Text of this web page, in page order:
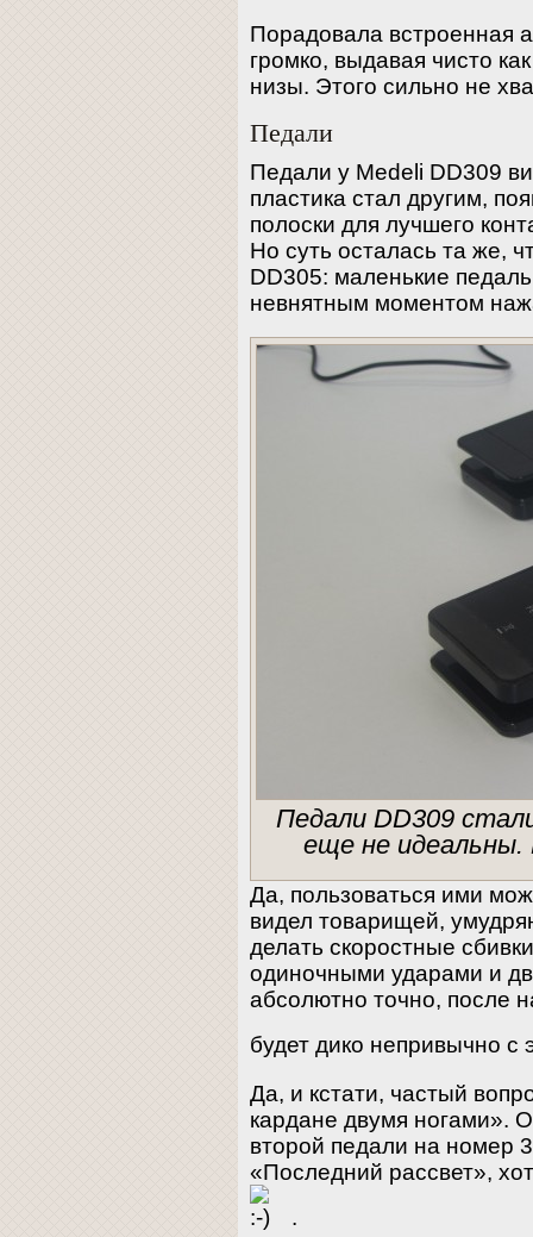
Порадовала встроенная
громко, выдавая чисто
низы. Этого сильно не
Педали
Педали у Medeli DD309
пластика стал другим,
полоски для лучшего
Но суть осталась та же,
DD305: маленькие
невнятным моментом
Педали DD309
еще не идеальны.
Да, пользоваться ими
видел товарищей,
делать скоростные
одиночными ударами и
абсолютно точно, после
будет дико непривычно
Да, и кстати, частый
кардане двумя ногами».
второй педали на номер
«Последний рассвет»,
.